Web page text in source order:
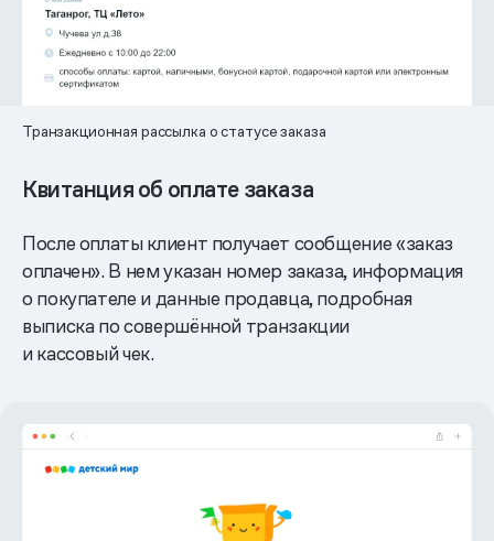
Транзакционная рассылка о статусе заказа
Квитанция об оплате заказа
После оплаты клиент получает сообщение «заказ
оплачен». В нем указан номер заказа, информация
о покупателе и данные продавца, подробная
выписка по совершённой транзакции
и кассовый чек.